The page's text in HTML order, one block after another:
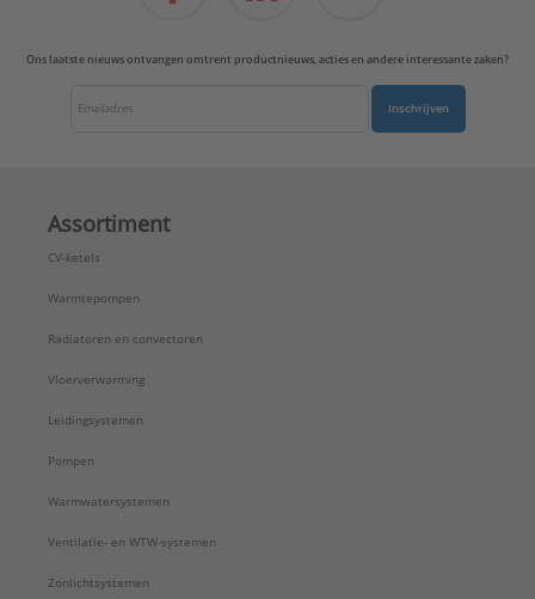
Type:
A1569-15NAWE
Serie:
AS range
Ons laatste nieuws ontvangen omtrent productnieuws, acties en andere interessante zaken?
Inschrijven
Assortiment
CV-ketels
Warmtepompen
Radiatoren en convectoren
Vloerverwarming
Leidingsystemen
Pompen
Warmwatersystemen
Ventilatie- en WTW-systemen
Zonlichtsystemen